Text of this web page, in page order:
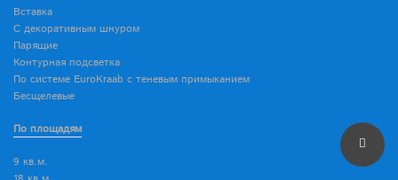
Вставка
С декоративным шнуром
Парящие
Контурная подсветка
По системе EuroKraab с теневым примыканием
Бесщелевые
По площадям
9 кв.м.